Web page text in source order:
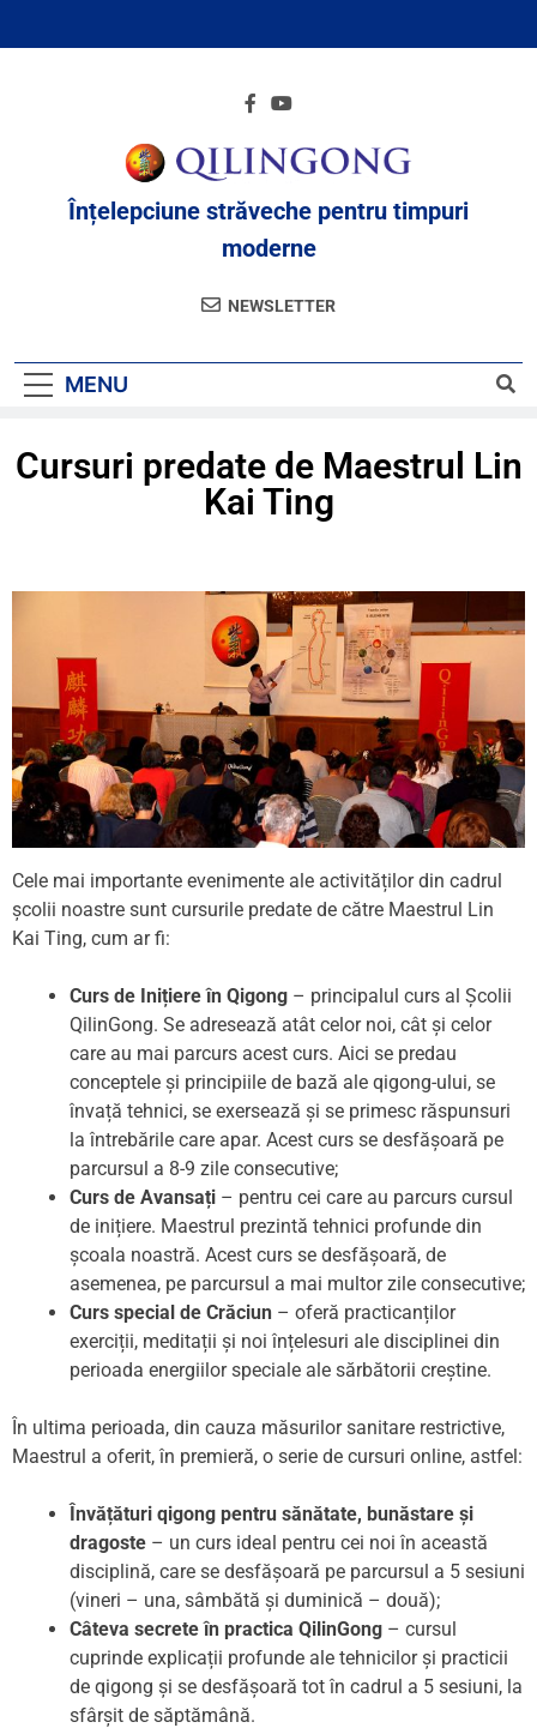
Înțelepciune străveche pentru timpuri
moderne
NEWSLETTER
MENU
Cursuri predate de Maestrul Lin
Kai Ting
Cele mai importante evenimente ale activităților din cadrul
școlii noastre sunt cursurile predate de către Maestrul Lin
Kai Ting, cum ar fi:
Curs de Inițiere în Qigong – principalul curs al Școlii
QilinGong. Se adresează atât celor noi, cât și celor
care au mai parcurs acest curs. Aici se predau
conceptele și principiile de bază ale qigong-ului, se
învață tehnici, se exersează și se primesc răspunsuri
la întrebările care apar. Acest curs se desfășoară pe
parcursul a 8-9 zile consecutive;
Curs de Avansați – pentru cei care au parcurs cursul
de inițiere. Maestrul prezintă tehnici profunde din
școala noastră. Acest curs se desfășoară, de
asemenea, pe parcursul a mai multor zile consecutive;
Curs special de Crăciun – oferă practicanților
exerciții, meditații și noi înțelesuri ale disciplinei din
perioada energiilor speciale ale sărbătorii creștine.
În ultima perioada, din cauza măsurilor sanitare restrictive,
Maestrul a oferit, în premieră, o serie de cursuri online, astfel:
Învățături qigong pentru sănătate, bunăstare și
dragoste – un curs ideal pentru cei noi în această
disciplină, care se desfășoară pe parcursul a 5 sesiuni
(vineri – una, sâmbătă și duminică – două);
Câteva secrete în practica QilinGong – cursul
cuprinde explicații profunde ale tehnicilor și practicii
de qigong și se desfășoară tot în cadrul a 5 sesiuni, la
sfârșit de săptămână.